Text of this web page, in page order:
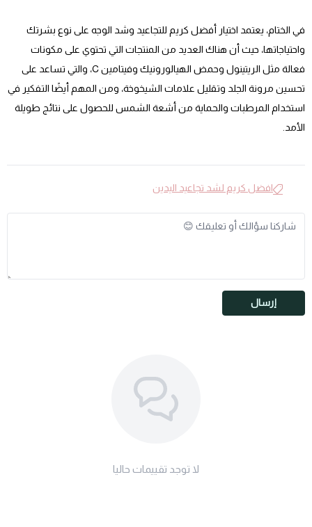
في الختام، يعتمد اختيار أفضل كريم للتجاعيد وشد الوجه على نوع بشرتك
واحتياجاتها، حيث أن هناك العديد من المنتجات التي تحتوي على مكونات
فعالة مثل الريتينول وحمض الهيالورونيك وفيتامين C، والتي تساعد على
تحسين مرونة الجلد وتقليل علامات الشيخوخة، ومن المهم أيضًا التفكير في
استخدام المرطبات والحماية من أشعة الشمس للحصول على نتائج طويلة
الأمد.
افضل كريم لشد تجاعيد اليدين
إرسال
لا توجد تقييمات حاليا